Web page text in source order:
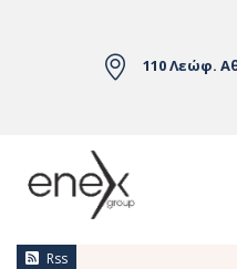
110 Λεώφ.
Ειδήσεις
Rss